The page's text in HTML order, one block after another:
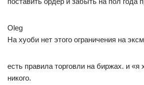
Oleg
На хуоби нет этого ограничения на
есть правила торговли на биржах. и
никого.